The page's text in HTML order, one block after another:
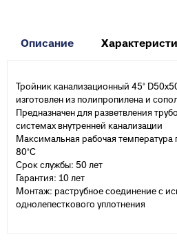
Описание
Тройник канализационный 45°
изготовлен из полипропилена и
Предназначен для разветвления
системах внутренней канализации
Максимальная рабочая температура
80°С
Срок службы: 50 лет
Гарантия: 10 лет
Монтаж: раструбное соединение с
однолепесткового уплотнения